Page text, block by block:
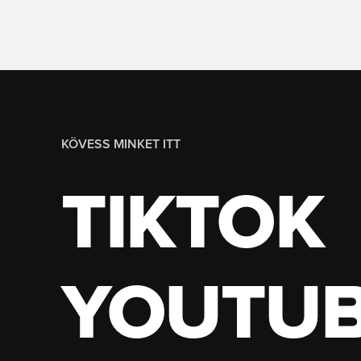
KÖVESS MINKET ITT
TIKTOK